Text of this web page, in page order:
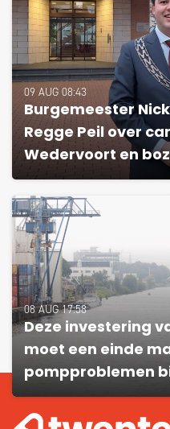
09 AUG 08:43
Burgemeester
Regge Peil over
Wedervoort en
08 AUG 17:58
Deze investering
moet een einde
pompproblemen